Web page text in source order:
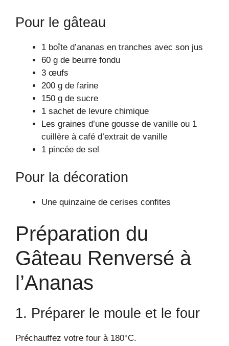
Pour le gâteau
1 boîte d’ananas en tranches avec son jus
60 g de beurre fondu
3 œufs
200 g de farine
150 g de sucre
1 sachet de levure chimique
Les graines d’une gousse de vanille ou 1
cuillère à café d’extrait de vanille
1 pincée de sel
Pour la décoration
Une quinzaine de cerises confites
Préparation du
Gâteau Renversé à
l’Ananas
1. Préparer le moule et le four
Préchauffez votre four à 180°C.